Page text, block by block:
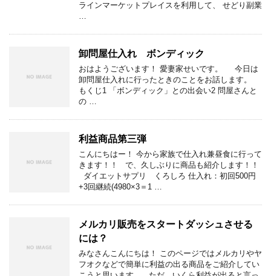
ラインマーケットプレイスを利用して、 せどり副業
…
卸問屋仕入れ ボンディック
おはようございます！ 愛妻家せいです。 今日は
卸問屋仕入れに行ったときのことをお話します。
もくじ1 「ボンディック」との出会い2 問屋さんと
の …
利益商品第三弾
こんにちはー！ 今から家族で仕入れ兼昼食に行って
きます！！ で、久しぶりに商品も紹介します！！
ダイエットサプリ くろしろ 仕入れ：初回500円
+3回継続(4980×3＝1 …
メルカリ販売をスタートダッシュさせる
には？
みなさんこんにちは！ このページではメルカリやヤ
フオクなどで簡単に利益の出る商品をご紹介してい